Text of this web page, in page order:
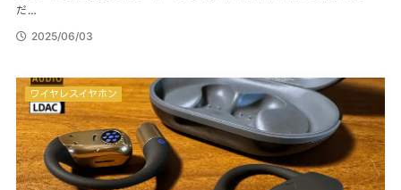
だ…
2025/06/03
ワイヤレスイヤホン